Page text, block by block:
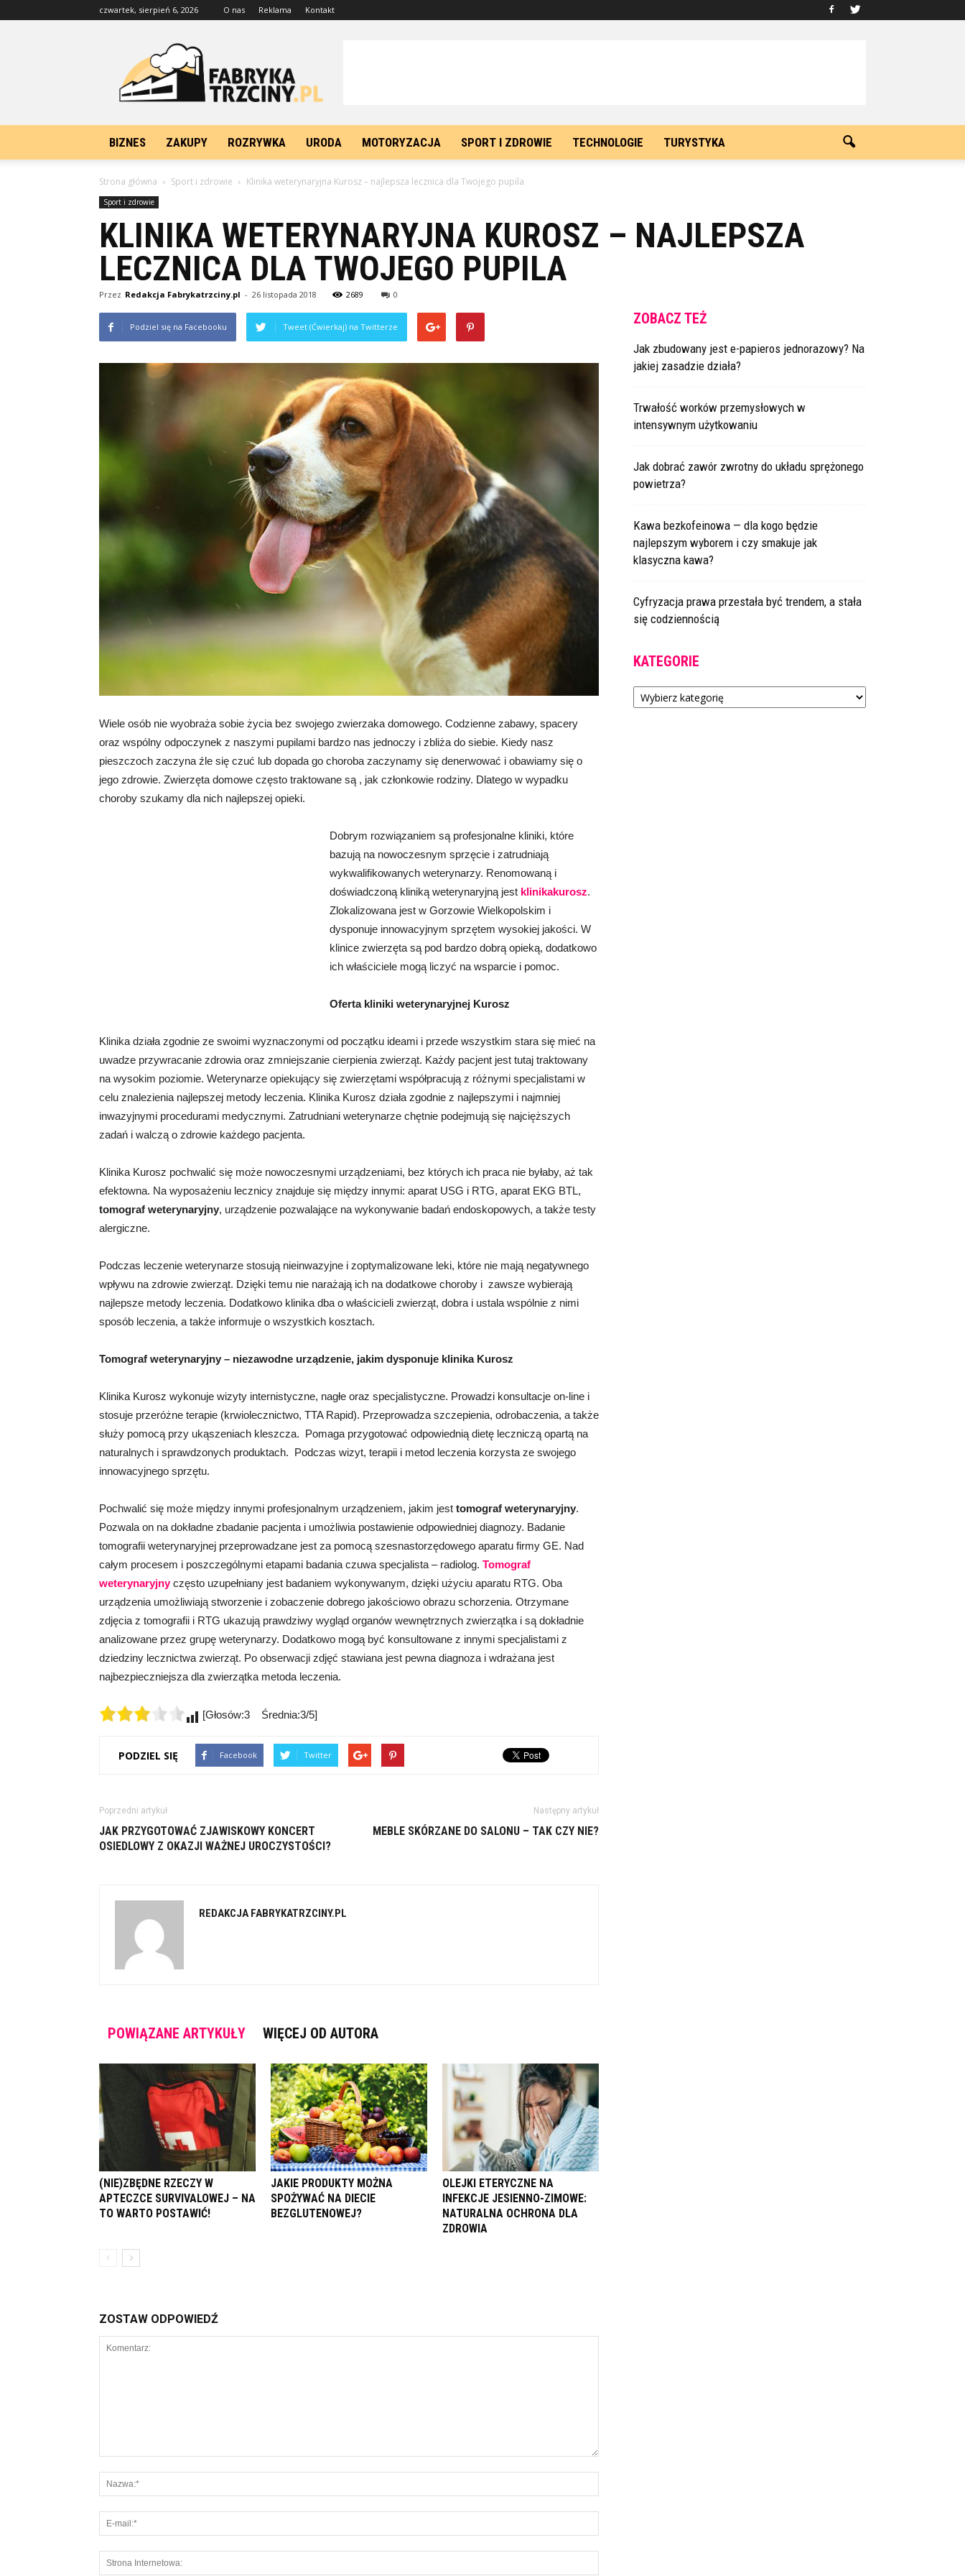
czwartek, sierpień 6, 2026 O nas Reklama Kontakt
FabrykaTrzciny.pl
BIZNES ZAKUPY ROZRYWKA URODA MOTORYZACJA SPORT I ZDROWIE TECHNOLOGIE TURYSTYKA
Strona główna Sport i zdrowie Klinika weterynaryjna Kurosz – najlepsza lecznica dla Twojego pupila
Sport i zdrowie
KLINIKA WETERYNARYJNA KUROSZ – NAJLEPSZA
LECZNICA DLA TWOJEGO PUPILA
Przez Redakcja Fabrykatrzciny.pl - 26 listopada 2018 2689 0
Podziel się na Facebooku Tweet (Ćwierkaj) na Twitterze
Wiele osób nie wyobraża sobie życia bez swojego zwierzaka domowego. Codzienne zabawy, spacery
oraz wspólny odpoczynek z naszymi pupilami bardzo nas jednoczy i zbliża do siebie. Kiedy nasz
pieszczoch zaczyna źle się czuć lub dopada go choroba zaczynamy się denerwować i obawiamy się o
jego zdrowie. Zwierzęta domowe często traktowane są , jak członkowie rodziny. Dlatego w wypadku
choroby szukamy dla nich najlepszej opieki.
Dobrym rozwiązaniem są profesjonalne kliniki, które
bazują na nowoczesnym sprzęcie i zatrudniają
wykwalifikowanych weterynarzy. Renomowaną i
doświadczoną kliniką weterynaryjną jest klinikakurosz.
Zlokalizowana jest w Gorzowie Wielkopolskim i
dysponuje innowacyjnym sprzętem wysokiej jakości. W
klinice zwierzęta są pod bardzo dobrą opieką, dodatkowo
ich właściciele mogą liczyć na wsparcie i pomoc.
Oferta kliniki weterynaryjnej Kurosz
Klinika działa zgodnie ze swoimi wyznaczonymi od początku ideami i przede wszystkim stara się mieć na
uwadze przywracanie zdrowia oraz zmniejszanie cierpienia zwierząt. Każdy pacjent jest tutaj traktowany
na wysokim poziomie. Weterynarze opiekujący się zwierzętami współpracują z różnymi specjalistami w
celu znalezienia najlepszej metody leczenia. Klinika Kurosz działa zgodnie z najlepszymi i najmniej
inwazyjnymi procedurami medycznymi. Zatrudniani weterynarze chętnie podejmują się najcięższych
zadań i walczą o zdrowie każdego pacjenta.
Klinika Kurosz pochwalić się może nowoczesnymi urządzeniami, bez których ich praca nie byłaby, aż tak
efektowna. Na wyposażeniu lecznicy znajduje się między innymi: aparat USG i RTG, aparat EKG BTL,
tomograf weterynaryjny, urządzenie pozwalające na wykonywanie badań endoskopowych, a także testy
alergiczne.
Podczas leczenie weterynarze stosują nieinwazyjne i zoptymalizowane leki, które nie mają negatywnego
wpływu na zdrowie zwierząt. Dzięki temu nie narażają ich na dodatkowe choroby i zawsze wybierają
najlepsze metody leczenia. Dodatkowo klinika dba o właścicieli zwierząt, dobra i ustala wspólnie z nimi
sposób leczenia, a także informuje o wszystkich kosztach.
Tomograf weterynaryjny – niezawodne urządzenie, jakim dysponuje klinika Kurosz
Klinika Kurosz wykonuje wizyty internistyczne, nagłe oraz specjalistyczne. Prowadzi konsultacje on-line i
stosuje przeróżne terapie (krwiolecznictwo, TTA Rapid). Przeprowadza szczepienia, odrobaczenia, a także
służy pomocą przy ukąszeniach kleszcza. Pomaga przygotować odpowiednią dietę leczniczą opartą na
naturalnych i sprawdzonych produktach. Podczas wizyt, terapii i metod leczenia korzysta ze swojego
innowacyjnego sprzętu.
Pochwalić się może między innymi profesjonalnym urządzeniem, jakim jest tomograf weterynaryjny.
Pozwala on na dokładne zbadanie pacjenta i umożliwia postawienie odpowiedniej diagnozy. Badanie
tomografii weterynaryjnej przeprowadzane jest za pomocą szesnastorzędowego aparatu firmy GE. Nad
całym procesem i poszczególnymi etapami badania czuwa specjalista – radiolog. Tomograf
weterynaryjnyczęsto uzupełniany jest badaniem wykonywanym, dzięki użyciu aparatu RTG. Oba
urządzenia umożliwiają stworzenie i zobaczenie dobrego jakościowo obrazu schorzenia. Otrzymane
zdjęcia z tomografii i RTG ukazują prawdziwy wygląd organów wewnętrznych zwierzątka i są dokładnie
analizowane przez grupę weterynarzy. Dodatkowo mogą być konsultowane z innymi specjalistami z
dziedziny lecznictwa zwierząt. Po obserwacji zdjęć stawiana jest pewna diagnoza i wdrażana jest
najbezpieczniejsza dla zwierzątka metoda leczenia.
[Głosów:3 Średnia:3/5]
PODZIEL SIĘ Facebook Twitter
Poprzedni artykuł
JAK PRZYGOTOWAĆ ZJAWISKOWY KONCERT
OSIEDLOWY Z OKAZJI WAŻNEJ UROCZYSTOŚCI?
Następny artykuł
MEBLE SKÓRZANE DO SALONU – TAK CZY NIE?
REDAKCJA FABRYKATRZCINY.PL
POWIĄZANE ARTYKUŁY WIĘCEJ OD AUTORA
(NIE)ZBĘDNE RZECZY W
APTECZCE SURVIVALOWEJ – NA
TO WARTO POSTAWIĆ!
JAKIE PRODUKTY MOŻNA
SPOŻYWAĆ NA DIECIE
BEZGLUTENOWEJ?
OLEJKI ETERYCZNE NA
INFEKCJE JESIENNO-ZIMOWE:
NATURALNA OCHRONA DLA
ZDROWIA
ZOSTAW ODPOWIEDŹ
ZOBACZ TEŻ
Jak zbudowany jest e-papieros jednorazowy? Na
jakiej zasadzie działa?
Trwałość worków przemysłowych w
intensywnym użytkowaniu
Jak dobrać zawór zwrotny do układu sprężonego
powietrza?
Kawa bezkofeinowa — dla kogo będzie
najlepszym wyborem i czy smakuje jak
klasyczna kawa?
Cyfryzacja prawa przestała być trendem, a stała
się codziennością
KATEGORIE
Kategorie